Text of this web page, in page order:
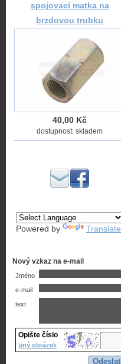
spojovací matka na
brzdovou trubku
40,00 Kč
dostupnost: skladem
Powered by Translate
Nový vzkaz na e-mail
Jméno
e-mail
text
Opište číslo
jiný obrázek